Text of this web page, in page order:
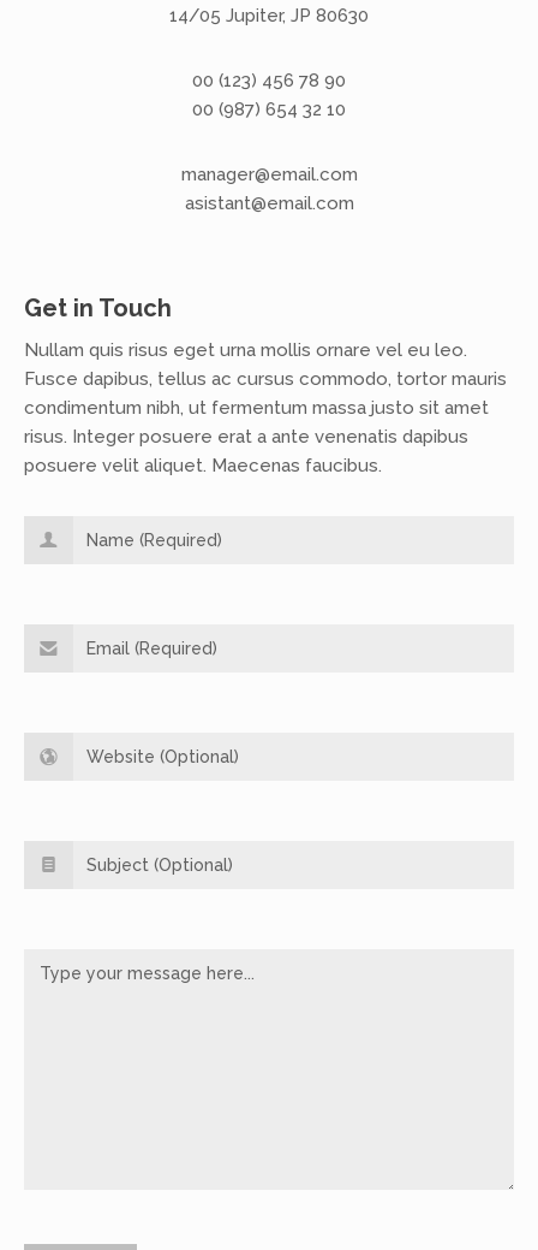
14/05 Jupiter, JP 80630
00 (123) 456 78 90
00 (987) 654 32 10
manager@email.com
asistant@email.com
Get in Touch
Nullam quis risus eget urna mollis ornare vel eu leo.
Fusce dapibus, tellus ac cursus commodo, tortor mauris
condimentum nibh, ut fermentum massa justo sit amet
risus. Integer posuere erat a ante venenatis dapibus
posuere velit aliquet. Maecenas faucibus.